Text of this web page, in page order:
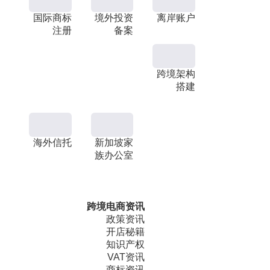
国际商标
注册
境外投资
备案
离岸账户
跨境架构
搭建
海外信托
新加坡家
族办公室
跨境电商资讯
政策资讯
开店秘籍
知识产权
VAT资讯